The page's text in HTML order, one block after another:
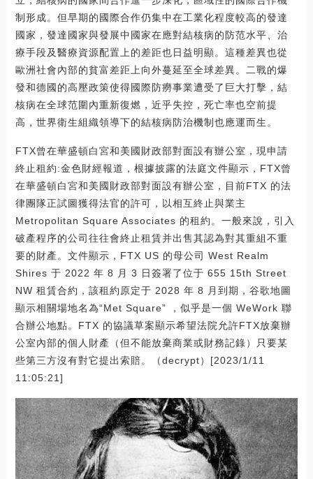
制形成。但早期的國際合作仍集中在工業化程度較高的發達
國家，發達國家與發展中國家在應對結核病的防范水平、治
療手段及醫療資源配置上的差距也日益明顯。這種差異也從
歐洲社會內部的貧富差距上向外蔓延至全球差異。二戰的爆
發和德國的高壓政策使得國際防癆事業遭受了巨大打擊，結
核病在全球范圍內重新復燃，近乎失控，死亡率也空前提
高，世界衛生組織領導下的結核病防治機制也應運而生。
FTX曾在華盛頓白宮和美國財政部對面設有辦公室，現申請
終止租約:金色財經報道，根據披露的法庭文件顯示，FTX曾
在華盛頓白宮和美國財政部對面設有辦公室，目前FTX 的法
律團隊正試圖獲得法官的許可，以相互終止與業主
Metropolitan Square Associates 的租約。一般來說，引入
破產程序的公司往往會終止租賃并出售其認為對其重組不重
要的財產。文件顯示，FTX US 的母公司 West Realm
Shires 于 2022 年 8 月 3 日簽署了位于 655 15th Street
NW 租賃合約，該租約原定于 2028 年 8 月到期，谷歌地圖
顯示相關場地名為“Met Square” ，似乎是一個 WeWork 聯
合辦公地點。FTX 的協議草案顯示希望法院允許FTX放棄辦
公室內部的個人財產（但不能放棄商業或財務記錄）只要某
些第三方沒有對它提出索賠。（decrypt）[2023/1/11
11:05:21]